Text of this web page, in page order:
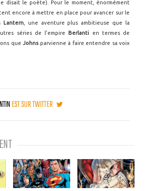
disait le poète). Pour le moment, énormément
encore à mettre en place pour avancer sur le
Lantern, une aventure plus ambitieuse que la
séries de l'empire Berlanti en termes de
queJohnsparvienne à faire entendre sa voix
EST SUR TWITTER